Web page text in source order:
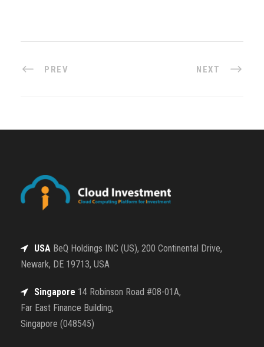
PREV NEXT
USA BeQ Holdings INC (US), 200 Continental Drive,
Newark, DE 19713, USA
Singapore 14 Robinson Road #08-01A,
Far East Finance Building,
Singapore (048545)